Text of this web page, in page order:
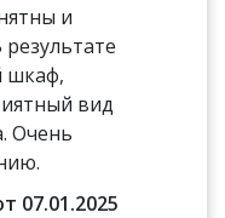
и
шкаф,
вид
Очень
07.01.2025